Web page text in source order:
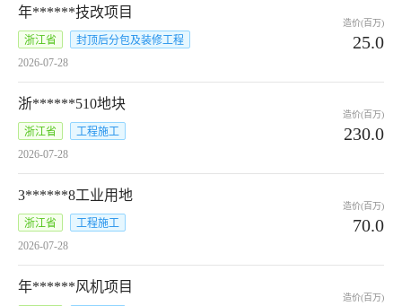
年******技改项目
浙江省
封顶后分包及装修工程
2026-07-28
造价(百万)
25.0
浙******510地块
浙江省
工程施工
2026-07-28
造价(百万)
230.0
3******8工业用地
浙江省
工程施工
2026-07-28
造价(百万)
70.0
年******风机项目
造价(百万)